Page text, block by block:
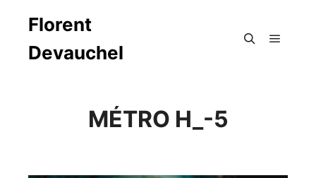
Florent
Devauchel
MÉTRO H_-5